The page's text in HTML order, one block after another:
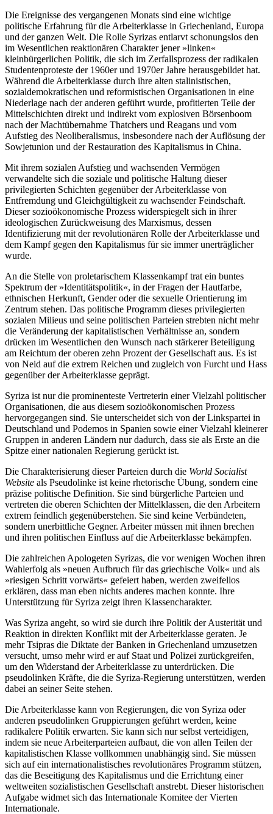
Die Ereignisse des vergangenen Monats sind eine wichtige
politische Erfahrung für die Arbeiterklasse in Griechenland, Europa
und der ganzen Welt. Die Rolle Syrizas entlarvt schonungslos den
im Wesentlichen reaktionären Charakter jener »linken«
kleinbürgerlichen Politik, die sich im Zerfallsprozess der radikalen
Studentenproteste der 1960er und 1970er Jahre herausgebildet hat.
Während die Arbeiterklasse durch ihre alten stalinistischen,
sozialdemokratischen und reformistischen Organisationen in eine
Niederlage nach der anderen geführt wurde, profitierten Teile der
Mittelschichten direkt und indirekt vom explosiven Börsenboom
nach der Machtübernahme Thatchers und Reagans und vom
Aufstieg des Neoliberalismus, insbesondere nach der Auflösung der
Sowjetunion und der Restauration des Kapitalismus in China.
Mit ihrem sozialen Aufstieg und wachsenden Vermögen
verwandelte sich die soziale und politische Haltung dieser
privilegierten Schichten gegenüber der Arbeiterklasse von
Entfremdung und Gleichgültigkeit zu wachsender Feindschaft.
Dieser sozioökonomische Prozess widerspiegelt sich in ihrer
ideologischen Zurückweisung des Marxismus, dessen
Identifizierung mit der revolutionären Rolle der Arbeiterklasse und
dem Kampf gegen den Kapitalismus für sie immer unerträglicher
wurde.
An die Stelle von proletarischem Klassenkampf trat ein buntes
Spektrum der »Identitätspolitik«, in der Fragen der Hautfarbe,
ethnischen Herkunft, Gender oder die sexuelle Orientierung im
Zentrum stehen. Das politische Programm dieses privilegierten
sozialen Milieus und seine politischen Parteien strebten nicht mehr
die Veränderung der kapitalistischen Verhältnisse an, sondern
drücken im Wesentlichen den Wunsch nach stärkerer Beteiligung
am Reichtum der oberen zehn Prozent der Gesellschaft aus. Es ist
von Neid auf die extrem Reichen und zugleich von Furcht und Hass
gegenüber der Arbeiterklasse geprägt.
Syriza ist nur die prominenteste Vertreterin einer Vielzahl politischer
Organisationen, die aus diesem sozioökonomischen Prozess
hervorgegangen sind. Sie unterscheidet sich von der Linkspartei in
Deutschland und Podemos in Spanien sowie einer Vielzahl kleinerer
Gruppen in anderen Ländern nur dadurch, dass sie als Erste an die
Spitze einer nationalen Regierung gerückt ist.
Die Charakterisierung dieser Parteien durch die World Socialist
Website als Pseudolinke ist keine rhetorische Übung, sondern eine
präzise politische Definition. Sie sind bürgerliche Parteien und
vertreten die oberen Schichten der Mittelklassen, die den Arbeitern
extrem feindlich gegenüberstehen. Sie sind keine Verbündeten,
sondern unerbittliche Gegner. Arbeiter müssen mit ihnen brechen
und ihren politischen Einfluss auf die Arbeiterklasse bekämpfen.
Die zahlreichen Apologeten Syrizas, die vor wenigen Wochen ihren
Wahlerfolg als »neuen Aufbruch für das griechische Volk« und als
»riesigen Schritt vorwärts« gefeiert haben, werden zweifellos
erklären, dass man eben nichts anderes machen konnte. Ihre
Unterstützung für Syriza zeigt ihren Klassencharakter.
Was Syriza angeht, so wird sie durch ihre Politik der Austerität und
Reaktion in direkten Konflikt mit der Arbeiterklasse geraten. Je
mehr Tsipras die Diktate der Banken in Griechenland umzusetzen
versucht, umso mehr wird er auf Staat und Polizei zurückgreifen,
um den Widerstand der Arbeiterklasse zu unterdrücken. Die
pseudolinken Kräfte, die die Syriza-Regierung unterstützen, werden
dabei an seiner Seite stehen.
Die Arbeiterklasse kann von Regierungen, die von Syriza oder
anderen pseudolinken Gruppierungen geführt werden, keine
radikalere Politik erwarten. Sie kann sich nur selbst verteidigen,
indem sie neue Arbeiterparteien aufbaut, die von allen Teilen der
kapitalistischen Klasse vollkommen unabhängig sind. Sie müssen
sich auf ein internationalistisches revolutionäres Programm stützen,
das die Beseitigung des Kapitalismus und die Errichtung einer
weltweiten sozialistischen Gesellschaft anstrebt. Dieser historischen
Aufgabe widmet sich das Internationale Komitee der Vierten
Internationale.